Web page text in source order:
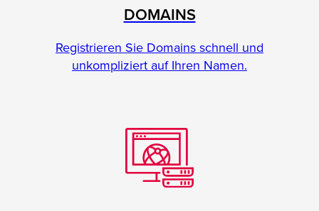
DOMAINS
Registrieren Sie Domains schnell und
unkompliziert auf Ihren Namen.